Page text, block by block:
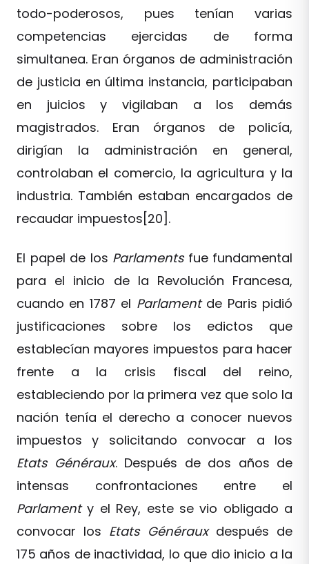
todo-poderosos, pues tenían varias
competencias ejercidas de forma
simultanea. Eran órganos de administración
de justicia en última instancia, participaban
en juicios y vigilaban a los demás
magistrados. Eran órganos de policía,
dirigían la administración en general,
controlaban el comercio, la agricultura y la
industria. También estaban encargados de
recaudar impuestos[20].
El papel de los Parlaments fue fundamental
para el inicio de la Revolución Francesa,
cuando en 1787 el Parlament de Paris pidió
justificaciones sobre los edictos que
establecían mayores impuestos para hacer
frente a la crisis fiscal del reino,
estableciendo por la primera vez que solo la
nación tenía el derecho a conocer nuevos
impuestos y solicitando convocar a los
Etats Généraux. Después de dos años de
intensas confrontaciones entre el
Parlamenty el Rey, este se vio obligado a
convocar los Etats Générauxdespués de
175 años de inactividad, lo que dio inicio a la